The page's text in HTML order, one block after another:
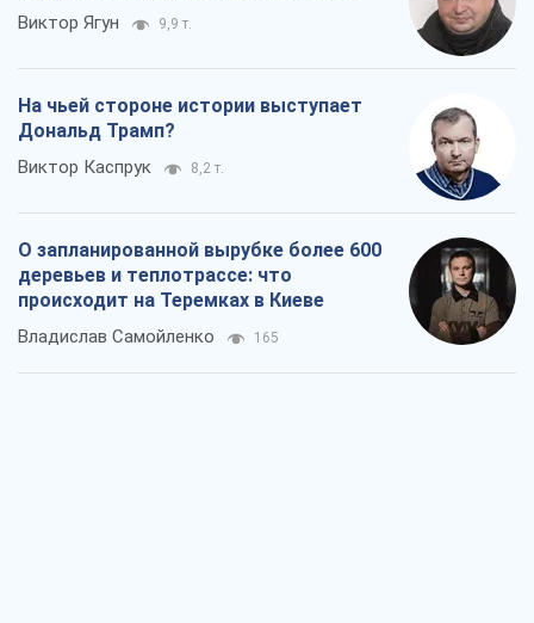
Виктор Ягун 9,9 т.
На чьей стороне истории выступает
Дональд Трамп?
Виктор Каспрук 8,2 т.
О запланированной вырубке более 600
деревьев и теплотрассе: что
происходит на Теремках в Киеве
Владислав Самойленко 165